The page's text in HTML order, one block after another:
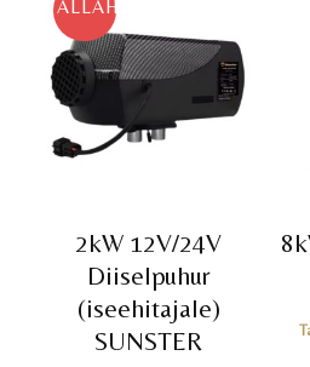
ALLAHINDLUS!
2kW 12V/24V
Diiselpuhur
(iseehitajale)
SUNSTER